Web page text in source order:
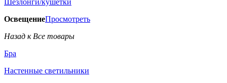
Шезлонги/кушетки
ОсвещениеПросмотреть
Назад к Все товары
Бра
Настенные светильники